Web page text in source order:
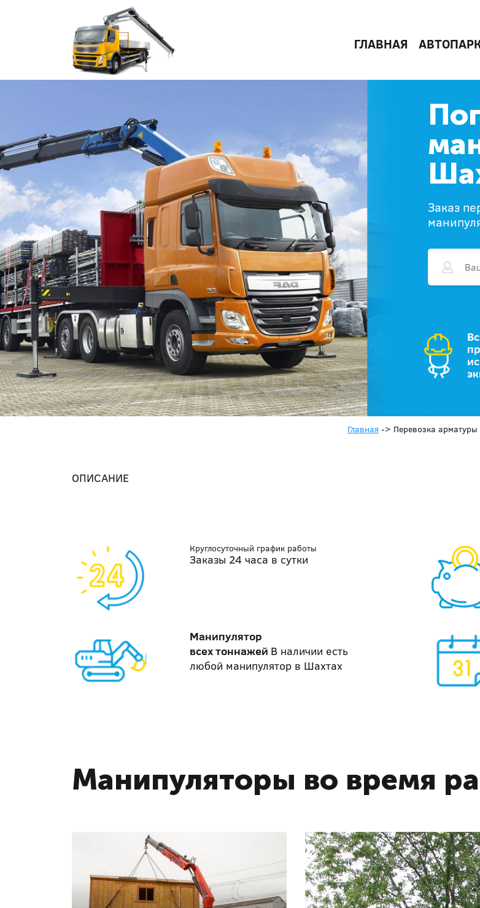
ГЛАВНАЯ
Заказ
Главная -> Перевозка арматуры
ОПИСАНИЕ
Круглосуточный график работы
Заказы 24 часа в сутки
Манипулятор
всех тоннажей В наличии есть
любой манипулятор в Шахтах
Манипуляторы во время